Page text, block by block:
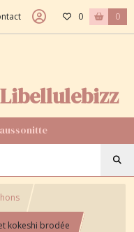
0 0
Libellulebizz
kokeshi brodée